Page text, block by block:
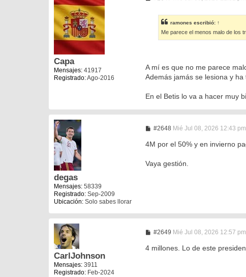
Capa
Mensajes: 41917
Registrado:Ago-2016
a
j
e
ramones escribió: ↑
Me parece el menos malo de los
A mí es que no me parece
Además jamás se lesiona y
En el Betis lo va a hacer muy
degas
Mensajes: 58339
Registrado: Sep-2009
Ubicación: Solo sabes llorar
#2648M
n
j
Mié Jul 08, 2026 12:43 pm
4M por el 50% y en invierno
Vaya gestión.
CarlJohnson
Mensajes: 3911
Registrado: Feb-2024
#2649M
n
Mié Jul 08, 2026 12:57 pm
4 millones. Lo de este